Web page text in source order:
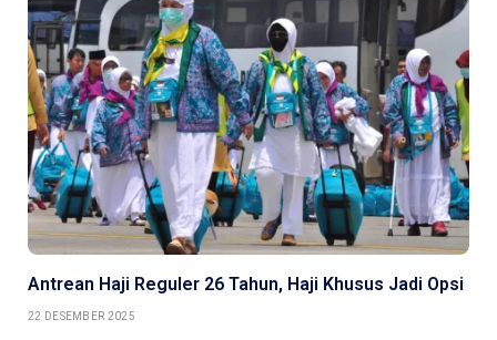
Antrean Haji Reguler 26 Tahun, Haji Khusus Jadi Opsi
22 DESEMBER 2025